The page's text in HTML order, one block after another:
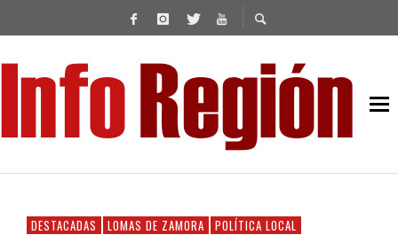
DESTACADAS LOMAS DE ZAMORA POLÍTICA LOCAL